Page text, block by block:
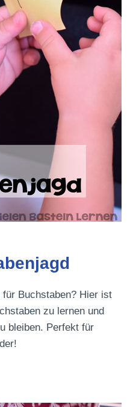
Buchstaben? Hier ist
zu lernen und
bleiben. Perfekt für